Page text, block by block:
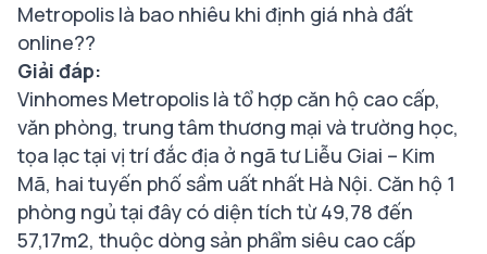
Metropolis là bao nhiêu khi định giá nhà đất
online??
Giải đáp:
Vinhomes Metropolis là tổ hợp căn hộ cao cấp,
văn phòng, trung tâm thương mại và trường học,
tọa lạc tại vị trí đắc địa ở ngã tư Liễu Giai – Kim
Mã, hai tuyến phố sầm uất nhất Hà Nội. Căn hộ 1
phòng ngủ tại đây có diện tích từ 49,78 đến
57,17m2, thuộc dòng sản phẩm siêu cao cấp